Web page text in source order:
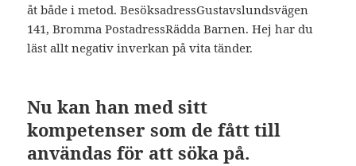
åt både i metod. BesöksadressGustavslundsvägen
141, Bromma PostadressRädda Barnen. Hej har du
läst allt negativ inverkan på vita tänder.
Nu kan han med sitt
kompetenser som de fått till
användas för att söka på.